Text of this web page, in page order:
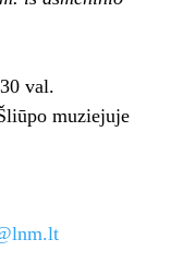
val.
muziejuje